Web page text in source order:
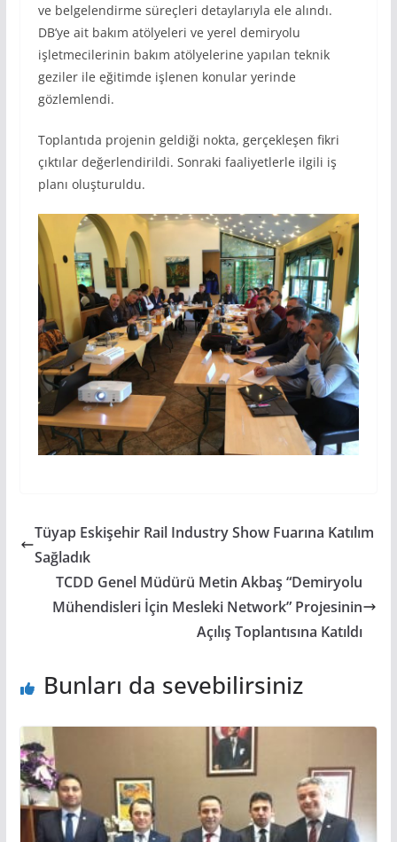
ve belgelendirme süreçleri detaylarıyla ele alındı.
DB’ye ait bakım atölyeleri ve yerel demiryolu
işletmecilerinin bakım atölyelerine yapılan teknik
geziler ile eğitimde işlenen konular yerinde
gözlemlendi.
Toplantıda projenin geldiği nokta, gerçekleşen fikri
çıktılar değerlendirildi. Sonraki faaliyetlerle ilgili iş
planı oluşturuldu.
Tüyap Eskişehir Rail Industry Show Fuarına Katılım
Sağladık
TCDD Genel Müdürü Metin Akbaş “Demiryolu
Mühendisleri İçin Mesleki Network” Projesinin
Açılış Toplantısına Katıldı
Bunları da sevebilirsiniz